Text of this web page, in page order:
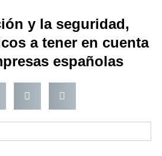
y la seguridad,
a tener en cuenta
españolas